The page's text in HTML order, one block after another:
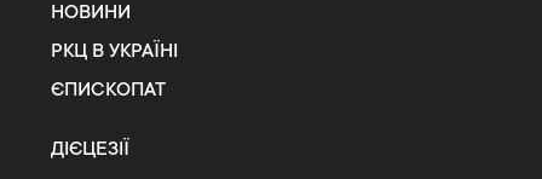
НОВИНИ
РКЦ В УКРАЇНІ
ЄПИСКОПАТ
ДІЄЦЕЗІЇ